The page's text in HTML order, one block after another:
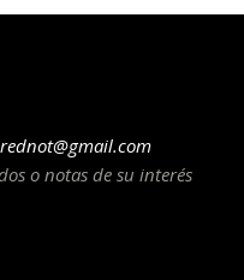
o notas de su interés